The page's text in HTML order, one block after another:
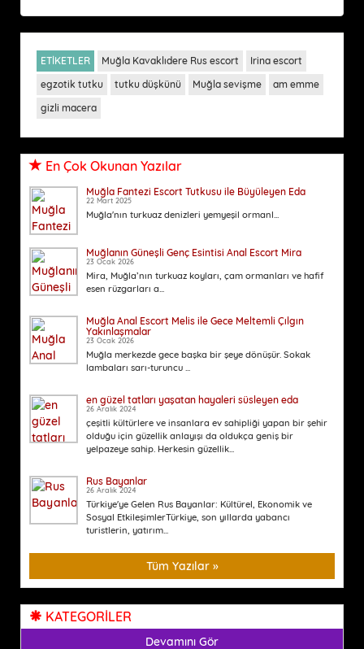
ETİKETLER Muğla Kavaklıdere Rus escort
Irina escort
egzotik tutku
tutku düşkünü Muğla sevişme
am emme
gizli macera
En Çok Okunan Yazılar
Muğla Fantezi Escort Tutkusu ile Büyüleyen Eda
22 Mart 2025
Muğla'nın turkuaz denizleri yemyeşil ormanl...
Muğlanın Güneşli Genç Esintisi Anal Escort Mira
23 Ocak 2026
Mira, Muğla’nın turkuaz koyları, çam ormanları ve hafif
esen rüzgarları a...
Muğla Anal Escort Melis ile Gece Meltemli Çılgın
Yakınlaşmalar
23 Ocak 2026
Muğla merkezde gece başka bir şeye dönüşür. Sokak
lambaları sarı-turuncu ...
en güzel tatları yaşatan hayaleri süsleyen eda
26 Aralık 2024
çeşitli kültürlere ve insanlara ev sahipliği yapan bir şehir
olduğu için güzellik anlayışı da oldukça geniş bir
yelpazeye sahip. Herkesin güzellik...
Rus Bayanlar
26 Aralık 2024
Türkiye'ye Gelen Rus Bayanlar: Kültürel, Ekonomik ve
Sosyal EtkileşimlerTürkiye, son yıllarda yabancı
turistlerin, yatırım...
Tüm Yazılar »
KATEGORİLER
Devamını Gör